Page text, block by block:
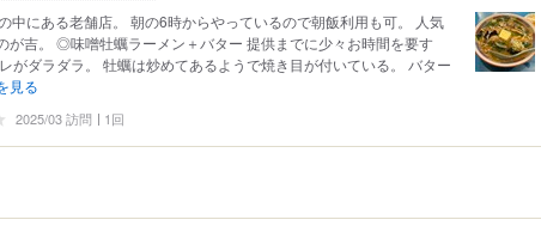
中にある老舗店。 朝の6時からやっているので朝飯利用も可。 人気
が吉。 ◎味噌牡蠣ラーメン＋バター 提供までに少々お時間を要す
がダラダラ。 牡蠣は炒めてあるようで焼き目が付いている。 バター
見る
2025/03 訪問 1回